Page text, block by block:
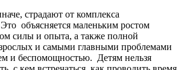
страдают от комплекса
объясняется маленьким ростом
силы и опыта, а также полной
и самыми главными проблемами
и беспомощностью. Детям нельзя